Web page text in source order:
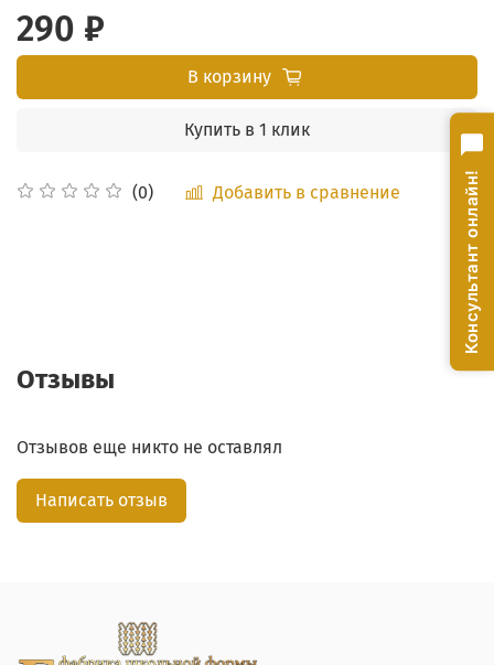
(0) Добавить в сравнение
290 ₽
В корзину
Купить в 1 клик
Отзывы
Отзывов еще никто не оставлял
Написать отзыв
Консультант онлайн!